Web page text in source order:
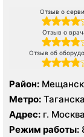
Отзыв о
Отзыв о
Отзыв об
Район:
Метро:
Адрес: г.
Режим работы: